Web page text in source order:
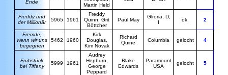
Ende
Martin Held
Freddy und
der Millionär
5965 1961
Freddy
Quinn, Grit
Böttcher
Paul May
Glroria, D,
I
ok. 2
Fremde,
wenn wir uns
begegnen
5462 1960
Kirk
Douglas,
Kim Novak
Richard
Quine
Columbia gelocht 4
Frühstück
bei Tiffany
5999 1961
Audrey
Hepburn,
George
Peppard
Blake
Edwards
Paramount
USA
gelocht 5